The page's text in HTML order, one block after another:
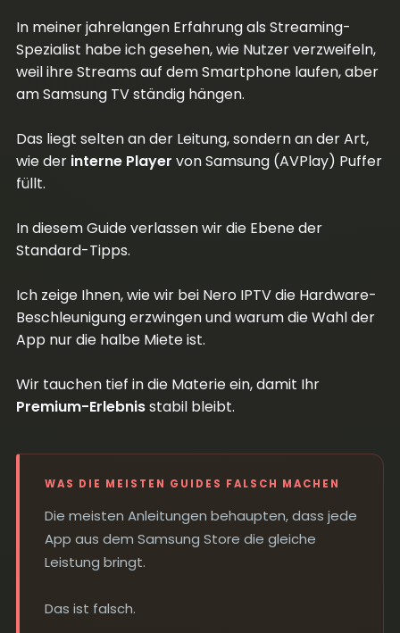
In meiner jahrelangen Erfahrung als Streaming-
Spezialist habe ich gesehen, wie Nutzer verzweifeln,
weil ihre Streams auf dem Smartphone laufen, aber
am Samsung TV ständig hängen.
Das liegt selten an der Leitung, sondern an der Art,
wie der interne Player von Samsung (AVPlay) Puffer
füllt.
In diesem Guide verlassen wir die Ebene der
Standard-Tipps.
Ich zeige Ihnen, wie wir bei Nero IPTV die Hardware-
Beschleunigung erzwingen und warum die Wahl der
App nur die halbe Miete ist.
Wir tauchen tief in die Materie ein, damit Ihr
Premium-Erlebnisstabil bleibt.
WAS DIE MEISTEN GUIDES FALSCH MACHEN
Die meisten Anleitungen behaupten, dass jede
App aus dem Samsung Store die gleiche
Leistung bringt.
Das ist falsch.